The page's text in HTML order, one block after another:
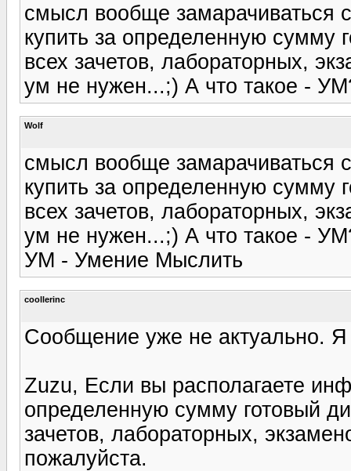
смысл вообще замарачиваться
купить за определенную сумму
всех зачетов, лабораторных,
ум не нужен...;) А что такое -
Wolf
смысл вообще замарачиваться
купить за определенную сумму
всех зачетов, лабораторных,
ум не нужен...;) А что такое -
УМ - Умение Мыслить
coollerinc
Сообщение уже не актуально.
Zuzu, Если вы располагаете
определенную сумму готовый
зачетов, лабораторных,
пожалуйста.